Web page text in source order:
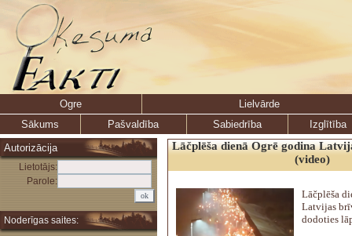
Ogre
Lielvārde
Sākums
Pašvaldība Sabiedrība
Izglītība
Autorizācija
Lietotājs:
Parole:
Noderīgas saites:
Lāčplēša dienā Ogrē godina
(video)
Lāčplēša
Latvijas
dodoties